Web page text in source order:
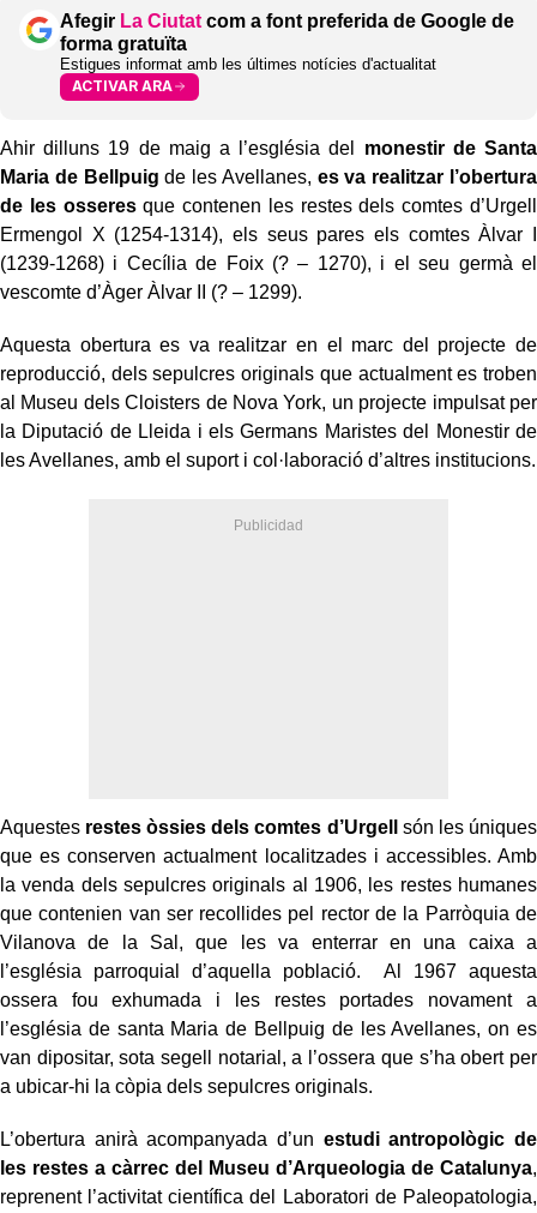
Afegir La Ciutat com a font preferida de Google de
forma gratuïta
Estigues informat amb les últimes notícies d'actualitat
ACTIVAR ARA
Ahir dilluns 19 de maig a l’església del monestir de Santa
Maria de Bellpuig de les Avellanes, es va realitzar l’obertura
de les osseresque contenen les restes dels comtes d’Urgell
Ermengol X (1254-1314), els seus pares els comtes Àlvar I
(1239-1268) i Cecília de Foix (? – 1270), i el seu germà el
vescomte d’Àger Àlvar II (? – 1299).
Aquesta obertura es va realitzar en el marc del projecte de
reproducció, dels sepulcres originals que actualment es troben
al Museu dels Cloisters de Nova York, un projecte impulsat per
la Diputació de Lleida i els Germans Maristes del Monestir de
les Avellanes, amb el suport i col·laboració d’altres institucions.
Aquestes restes òssies dels comtes d’Urgell
són les úniques
que es conserven actualment localitzades i accessibles. Amb
la venda dels sepulcres originals al 1906, les restes humanes
que contenien van ser recollides pel rector de la Parròquia de
Vilanova de la Sal, que les va enterrar en una caixa a
l’església parroquial d’aquella població. Al 1967 aquesta
ossera fou exhumada i les restes portades novament a
l’església de santa Maria de Bellpuig de les Avellanes, on es
van dipositar, sota segell notarial, a l’ossera que s’ha obert per
a ubicar-hi la còpia dels sepulcres originals.
L’obertura anirà acompanyada d’un estudi antropològic de
les restes a càrrec del Museu d’Arqueologia de Catalunya,
reprenent l’activitat científica del Laboratori de Paleopatologia,